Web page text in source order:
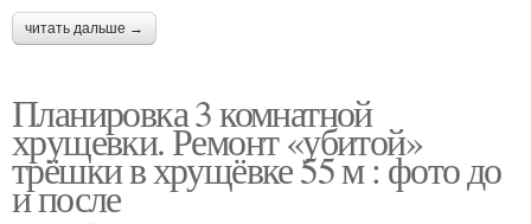
читать дальше →
Планировка 3 комнатной
хрущевки. Ремонт «убитой»
трёшки в хрущёвке 55 м : фото до
и после